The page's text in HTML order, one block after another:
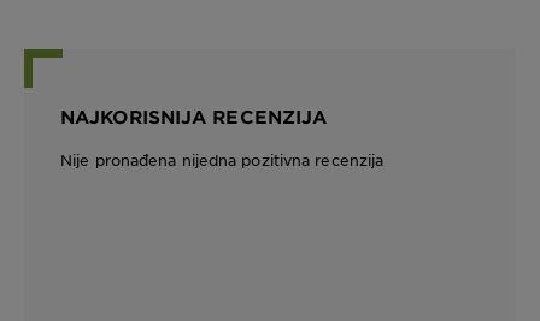
NAJKORISNIJA RECENZIJA
Nije pronađena nijedna pozitivna recenzija